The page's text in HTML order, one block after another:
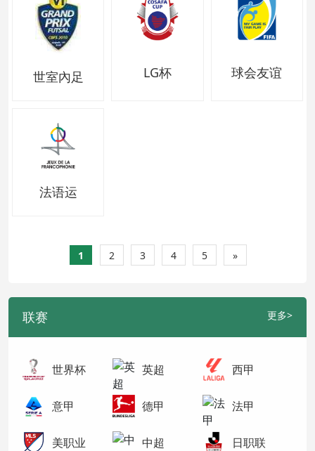
世室內足 LG杯 球会友谊
法语运
1 2 3 4 5 »
联赛 更多>
世界杯 英超 西甲
意甲 德甲 法甲
美职业 中超 日职联